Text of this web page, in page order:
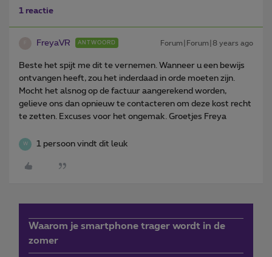
1 reactie
FreyaVR ANTWOORD Forum|Forum|8 years ago
Beste het spijt me dit te vernemen. Wanneer u een bewijs
ontvangen heeft, zou het inderdaad in orde moeten zijn.
Mocht het alsnog op de factuur aangerekend worden,
gelieve ons dan opnieuw te contacteren om deze kost recht
te zetten. Excuses voor het ongemak. Groetjes Freya
W 1 persoon vindt dit leuk
Waarom je smartphone trager wordt in de
zomer